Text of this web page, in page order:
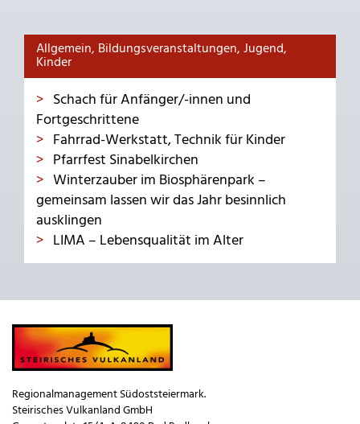
Allgemein, Bildungsveranstaltungen, Jugend,
Kinder
Schach für Anfänger/-innen und
Fortgeschrittene
Fahrrad-Werkstatt, Technik für Kinder
Pfarrfest Sinabelkirchen
Winterzauber im Biosphärenpark –
gemeinsam lassen wir das Jahr besinnlich
ausklingen
LIMA – Lebensqualität im Alter
Regionalmanagement Südoststeiermark.
Steirisches Vulkanland GmbH